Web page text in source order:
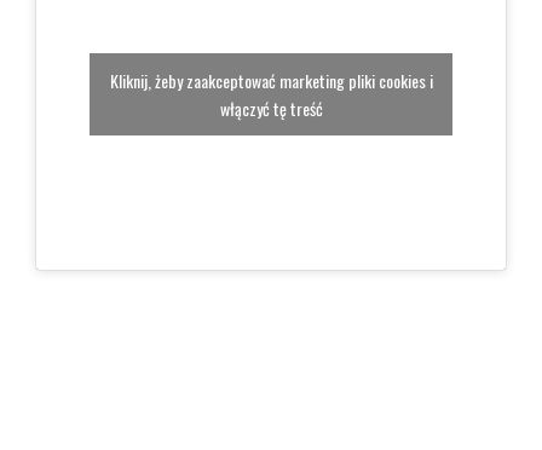
Kliknij, żeby zaakceptować marketing pliki cookies i
włączyć tę treść